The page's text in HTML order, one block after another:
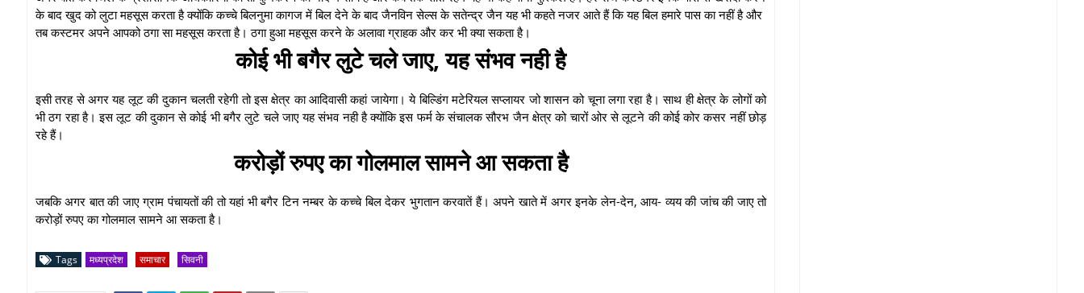
के बाद खुद को लुटा महसूस करता है क्योंकि कच्चे बिलनुमा कागज में बिल देने के बाद जैनविन सेल्स के सतेन्द्र जैन यह भी कहते नजर आते हैं कि यह बिल हमारे पास का नहीं है और
तब कस्टमर अपने आपको ठगा सा महसूस करता है। ठगा हुआ महसूस करने के अलावा ग्राहक और कर भी क्या सकता है।
कोई भी बगैर लुटे चले जाए, यह संभव नही है
इसी तरह से अगर यह लूट की दुकान चलती रहेगी तो इस क्षेत्र का आदिवासी कहां जायेगा। ये बिल्डिंग मटेरियल सप्लायर जो शासन को चूना लगा रहा है। साथ ही क्षेत्र के लोगों को
भी ठग रहा है। इस लूट की दुकान से कोई भी बगैर लुटे चले जाए यह संभव नही है क्योंकि इस फर्म के संचालक सौरभ जैन क्षेत्र को चारों ओर से लूटने की कोई कोर कसर नहीं छोड़
रहे हैं।
करोड़ों रुपए का गोलमाल सामने आ सकता है
जबकि अगर बात की जाए ग्राम पंचायतों की तो यहां भी बगैर टिन नम्बर के कच्चे बिल देकर भुगतान करवातें हैं। अपने खाते में अगर इनके लेन-देन, आय- व्यय की जांच की जाए तो
करोड़ों रुपए का गोलमाल सामने आ सकता है।
Tags मध्यप्रदेश समाचार सिवनी